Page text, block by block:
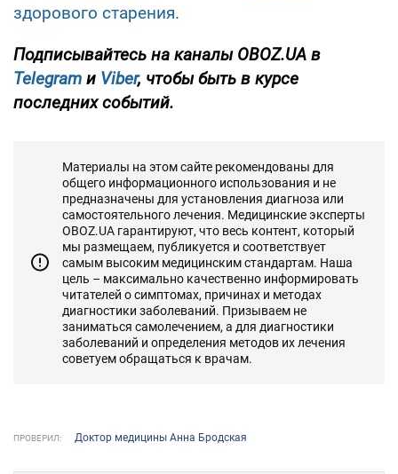
здорового старения.
Подписывайтесь на каналы OBOZ.UA в
Telegram и Viber, чтобы быть в курсе
последних событий.
Материалы на этом сайте рекомендованы для
общего информационного использования и не
предназначены для установления диагноза или
самостоятельного лечения. Медицинские эксперты
OBOZ.UA гарантируют, что весь контент, который
мы размещаем, публикуется и соответствует
самым высоким медицинским стандартам. Наша
цель – максимально качественно информировать
читателей о симптомах, причинах и методах
диагностики заболеваний. Призываем не
заниматься самолечением, а для диагностики
заболеваний и определения методов их лечения
советуем обращаться к врачам.
ПРОВЕРИЛ: Доктор медицины Анна Бродская